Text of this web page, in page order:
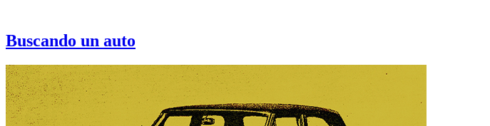
Buscando un auto